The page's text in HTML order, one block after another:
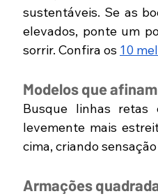
sustentáveis. Se as
elevados, ponte um
sorrir. Confira os 10
Modelos que
Busque linhas retas
levemente mais
cima, criando
Armações